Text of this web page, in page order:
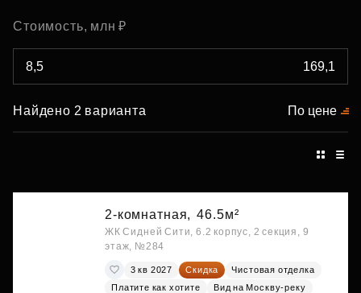
Стоимость, млн ₽
Найдено 2 варианта По цене
2-комнатная, 46.5м²
ЖК Сидней Сити, 6.2 корпус, 2 секция, 9
этаж, №284
3 кв 2027 Скидка
Чистовая отделка
Платите как хотите
Вид на Москву-реку